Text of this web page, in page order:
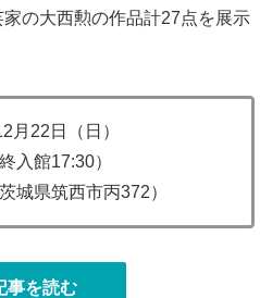
の大西勲の作品計27点を展示
月22日（日）
入館17:30）
城県筑西市丙372）
事を読む